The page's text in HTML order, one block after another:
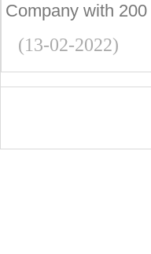
Company with 200
(13-02-2022)